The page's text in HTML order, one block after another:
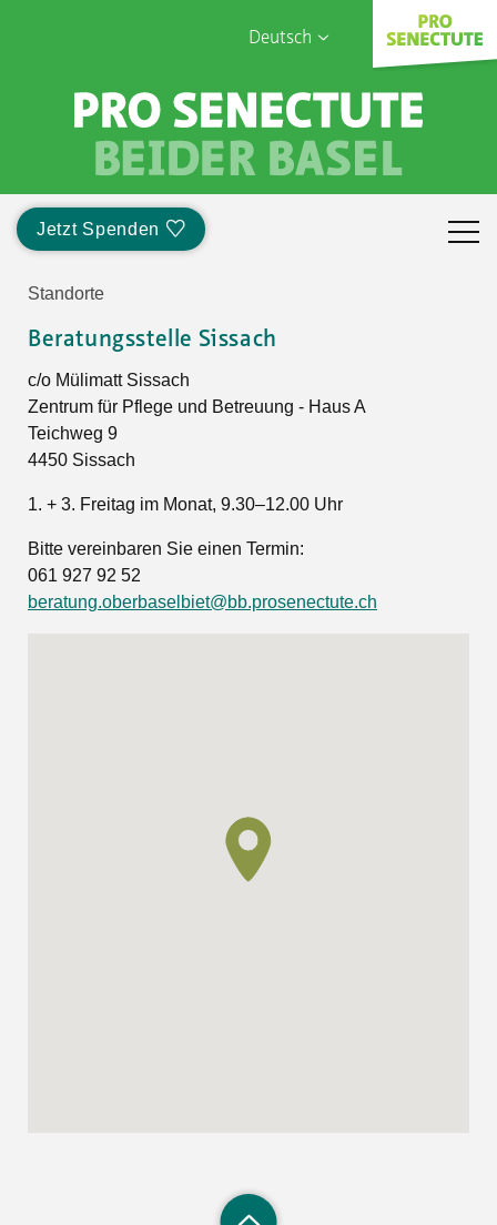
Deutsch
English
Français
Türk
Jetzt Spenden
Sophia Care
Standorte
Beratungsstelle Sissach
c/o Mülimatt Sissach
Zentrum für Pflege und Betreuung - Haus A
Teichweg 9
4450 Sissach
1. + 3. Freitag im Monat, 9.30–12.00 Uhr
Bitte vereinbaren Sie einen Termin:
061 927 92 52
beratung.oberbaselbiet@bb.prosenectute.ch